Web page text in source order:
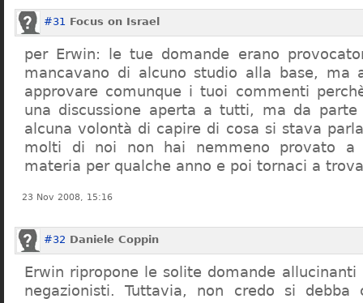
#31 Focus on Israel
per Erwin: le tue domande erano
mancavano di alcuno studio alla base, ma
approvare comunque i tuoi commenti
una discussione aperta a tutti, ma da parte
alcuna volontà di capire di cosa si stava
molti di noi non hai nemmeno provato a
materia per qualche anno e poi tornaci a
23 Nov 2008, 15:16
#32 Daniele Coppin
Erwin ripropone le solite domande
negazionisti. Tuttavia, non credo si debba